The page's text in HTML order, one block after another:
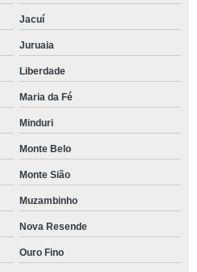
Jacuí
Juruaia
Liberdade
Maria da Fé
Minduri
Monte Belo
Monte Sião
Muzambinho
Nova Resende
Ouro Fino